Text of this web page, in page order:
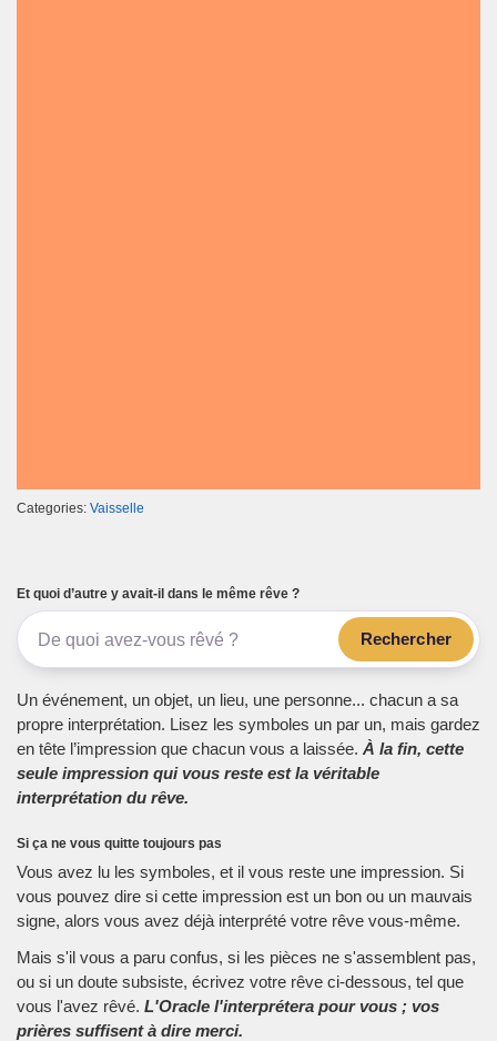
Categories: Vaisselle
Et quoi d’autre y avait-il dans le même rêve ?
Rechercher
Un événement, un objet, un lieu, une personne... chacun a sa
propre interprétation. Lisez les symboles un par un, mais gardez
en tête l’impression que chacun vous a laissée. À la fin, cette
seule impression qui vous reste est la véritable
interprétation du rêve.
Si ça ne vous quitte toujours pas
Vous avez lu les symboles, et il vous reste une impression. Si
vous pouvez dire si cette impression est un bon ou un mauvais
signe, alors vous avez déjà interprété votre rêve vous-même.
Mais s'il vous a paru confus, si les pièces ne s'assemblent pas,
ou si un doute subsiste, écrivez votre rêve ci-dessous, tel que
vous l'avez rêvé. L'Oracle l'interprétera pour vous ; vos
prières suffisent à dire merci.